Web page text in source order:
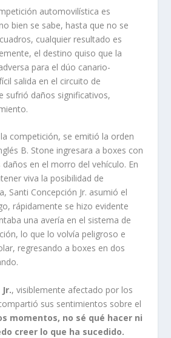
automovilística es
bien se sabe, hasta que no se
cualquier resultado es
el destino quiso que la
para el dúo canario-
salida en el circuito de
sufrió daños significativos,
competición, se emitió la orden
B. Stone ingresara a boxes con
en el morro del vehículo. En
viva la posibilidad de
Santi Concepción Jr. asumió el
rápidamente se hizo evidente
una avería en el sistema de
lo que lo volvía peligroso e
regresando a boxes en dos
, visiblemente afectado por los
sus sentimientos sobre el
momentos, no sé qué hacer ni
creer lo que ha sucedido.